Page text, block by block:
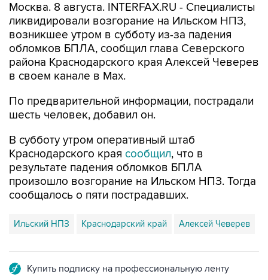
Москва. 8 августа. INTERFAX.RU - Специалисты
ликвидировали возгорание на Ильском НПЗ,
возникшее утром в субботу из-за падения
обломков БПЛА, сообщил глава Северского
района Краснодарского края Алексей Чеверев
в своем канале в Max.
По предварительной информации, пострадали
шесть человек, добавил он.
В субботу утром оперативный штаб
Краснодарского края сообщил, что в
результате падения обломков БПЛА
произошло возгорание на Ильском НПЗ. Тогда
сообщалось о пяти пострадавших.
Ильский НПЗ Краснодарский край Алексей Чеверев
Купить подписку на профессиональную ленту